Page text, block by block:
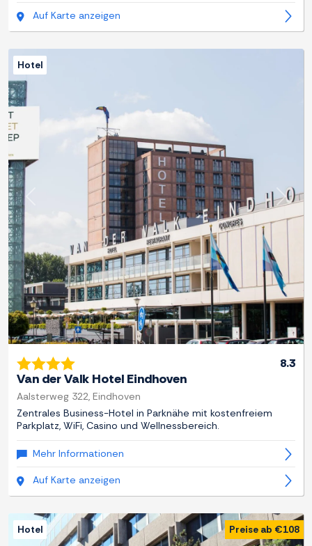
Auf Karte anzeigen
Hotel
8.3
Van der Valk Hotel Eindhoven
Aalsterweg 322, Eindhoven
Zentrales Business-Hotel in Parknähe mit kostenfreiem
Parkplatz, WiFi, Casino und Wellnessbereich.
Mehr Informationen
Auf Karte anzeigen
Hotel Preise ab €108